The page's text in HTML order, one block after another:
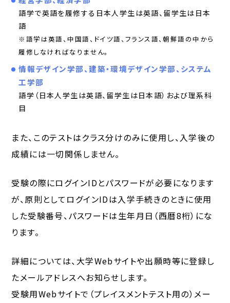
語学で英語を履修する日本人学生は英語、留学生は日本
語
※語学は英語、中国語、ドイツ語、フランス語、朝鮮語の中から
履修しなければなりません。
情報デザイン学部、建築・環境デザイン学部、システム
工学部
語学（日本人学生は英語、留学生は日本語）および理系科
目
また、このテストはクラス分けのみに使用し、入学後の
成績には一切関係しません。
受験の際にログインIDとパスワードが必要になります
が、原則としてログインIDは入学手続きのときに使用
した受験番号、パスワードは生年月日（西暦8桁）にな
ります。
詳細については、大学Webサイトや出願時等に登録し
たメールアドレスへお知らせします。
受験用Webサイトで（プレイスメントテスト用の）メー